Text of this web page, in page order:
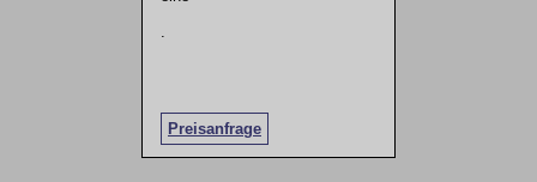
Preisanfrage